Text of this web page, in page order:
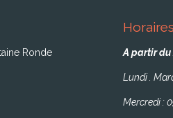
Ronde
A partir du
Lundi .
Mercredi :